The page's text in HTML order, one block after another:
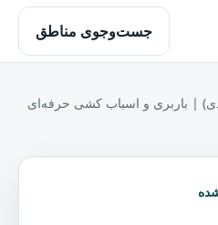
جست‌وجوی مناطق
| باربری و اسباب کشی حرفه‌ای